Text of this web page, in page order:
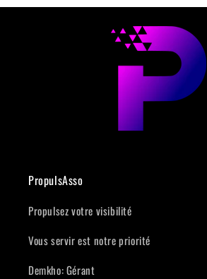
PropulsAsso
Propulsez votre visibilité
Vous servir est notre priorité
Demkho: Gérant